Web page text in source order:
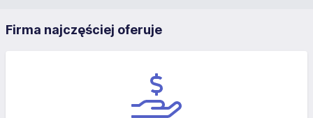
Firma najczęściej oferuje